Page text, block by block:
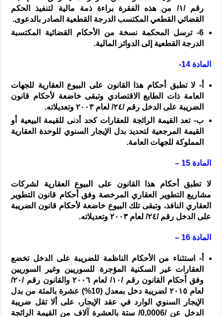
رقم /١/ من هذه الفقرة براءة ذمة مالية لتنفيذ الحكم
القضائي القطعي المكتسب الدرجة القطعية الصادر بالدعوى.
6-
ترسل المحكمة نسخة من الأحكام القضائية المكتسبة
الدرجة القطعية إلى الدوائر المالية.
المادة 14-
‌أ- لا تطبق أحكام هذا القانون على البيوع العقارية للجهات
العامة ذات الطابع الاقتصادي وتبقى خاضعة لأحكام قانون
الضريبة على الدخل رقم /٢٤/ لعام٢٠٠٣ وتعديلاته.
‌ب-تعد القيمة الرائجة للعقارات كحد أدنى للقيمة البيعية أو
القيمة المرجعية لتحديد بدل الإيجار السنوي للوحدة العقارية
المملوكة للجهات العامة.
المادة 15 –
لا تطبق أحكام هذا القانون على البيوع العقارية لشركات
مشاريع التطوير العقاري المرخصة وفق أحكام قانون التطوير
العقاري النافذ، وتبقى تلك البيوع خاضعة لأحكام قانون الضريبة
على الدخل رقم /٢٤/ لعام٢٠٠٣ وتعديلاته.
المادة 16 –
‌أ-
استثناء من الأحكام الناظمة للضريبة على الدخل تخضع
العقارات غير السكنية المؤجرة للسوريين وغير السوريين
وفق أحكام القانون رقم /١٠/ لعام ٢٠٠٦والقانون رقم /٢٠/
لعام٢٠١٥ لضريبة دخل بمعدل (10%
) عشرة بالمئة من بدل
الإيجار السنوي الوارد في عقد الإيجار، على ألا تقل ضريبة
الدخل عن /0,0006/ ستة بالعشرة آلاف من القيمة الرائجة